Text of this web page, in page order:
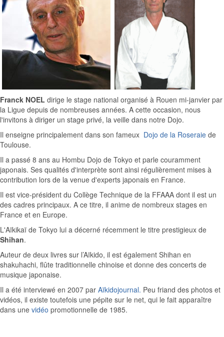
Franck NOEL dirige le stage national organisé à Rouen mi-janvier par
la Ligue depuis de nombreuses années. A cette occasion, nous
l'invitons à diriger un stage privé, la veille dans notre Dojo.
Il enseigne principalement dans son fameux Dojo de la Roseraie de
Toulouse.
Il a passé 8 ans au Hombu Dojo de Tokyo et parle couramment
japonais. Ses qualités d'interprète sont ainsi régulièrement mises à
contribution lors de la venue d'experts japonais en France.
Il est vice-président du Collège Technique de la FFAAA dont il est un
des cadres principaux. A ce titre, il anime de nombreux stages en
France et en Europe.
L'Aïkikaï de Tokyo lui a décerné récemment le titre prestigieux de
Shihan.
Auteur de deux livres sur l’Aïkido, il est également Shihan en
shakuhachi, flûte traditionnelle chinoise et donne des concerts de
musique japonaise.
Il a été interviewé en 2007 par Aïkidojournal. Peu friand des photos et
vidéos, il existe toutefois une pépite sur le net, qui le fait apparaître
dans une vidéo promotionnelle de 1985.